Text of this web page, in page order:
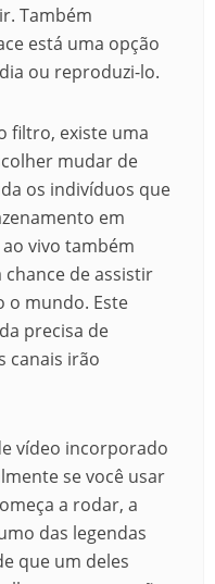
Também
está uma opção
ou reproduzi-lo.
filtro, existe uma
mudar de
os indivíduos que
em
vivo também
de assistir
o mundo. Este
precisa de
canais irão
vídeo incorporado
se você usar
a rodar, a
das legendas
que um deles